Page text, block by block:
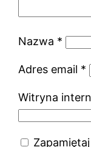
Nazwa *
Adres email *
Witryna